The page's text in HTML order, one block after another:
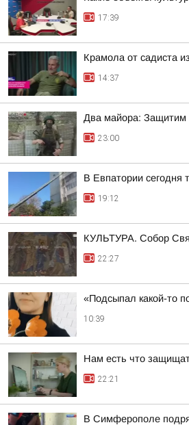
17:39
Крамола от садиста
14:37
Два майора: Защитим
23:00
В Евпатории сегодня
19:12
КУЛЬТУРА. Собор
22:27
«Подсыпал какой-то
10:39
Нам есть что
22:21
В Симферополе